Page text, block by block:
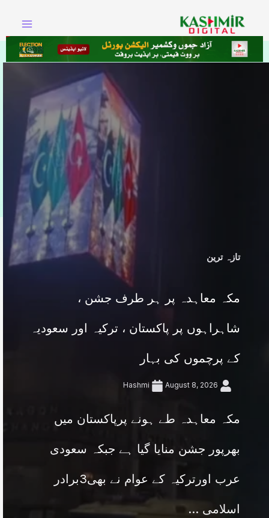
content
تازہ ترین
مکہ معاہدہ پر ہر طرف جشن ،
شاہراہوں پر پاکستان ، ترکیہ اور سعودیہ
کے پرچموں کی بہار
Hashmi August 8, 2026
مکہ معاہدہ طے ہونے پرپاکستان میں
بھرپور جشن منایا گیا ہے جبکہ سعودی
عرب اورترکیہ کے عوام نے بھی3برادر
اسلامی ...